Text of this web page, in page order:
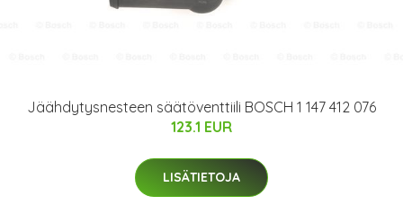
Jäähdytysnesteen säätöventtiili BOSCH 1 147 412 076
123.1 EUR
LISÄTIETOJA